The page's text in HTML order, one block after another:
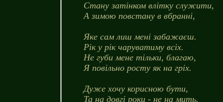
Стану затінком влітку служити,
А зимою повстану в вбранні,
Яке сам лиш мені забажаєш.
Рік у рік чаруватиму всіх.
Не губи мене тільки, благаю,
Я повільно росту як на гріх.
Дуже хочу корисною бути,
Та на довгі роки - не на мить.